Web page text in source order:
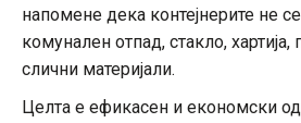
напомене дека контејнерите не
комунален отпад, стакло, хартија,
слични материјали.
Целта е ефикасен и економски